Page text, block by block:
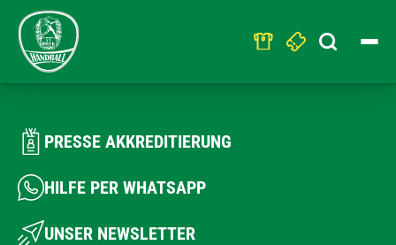
Search
for:
PRESSE AKKREDITIERUNG
HILFE PER WHATSAPP
UNSER NEWSLETTER